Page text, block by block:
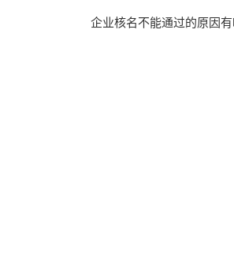
企业核名不能通过的原因